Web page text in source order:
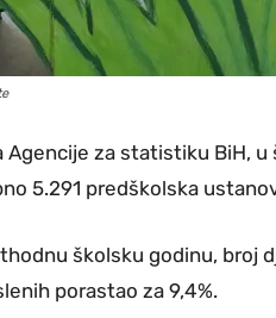
Agencije za statistiku BiH,
5.291 predškolska
školsku godinu, broj
porastao za 9,4%.